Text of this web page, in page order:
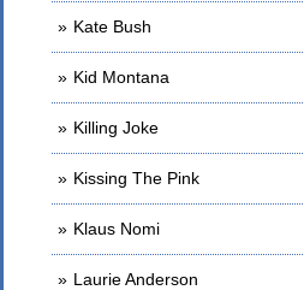
Kate Bush
Kid Montana
Killing Joke
Kissing The Pink
Klaus Nomi
Laurie Anderson